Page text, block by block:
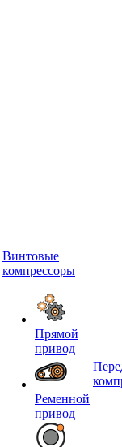
Винтовые
компрессоры
Прямой
привод
Ременной
привод